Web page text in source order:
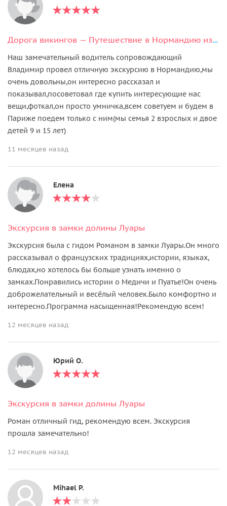
Дорога викингов — Путешествие в Нормандию из Парижа
Наш замечательный водитель сопровождающий
Владимир провел отличную экскурсию в Нормандию,мы
очень довольны,он интересно рассказал и
показывал,посоветовал где купить интересующие нас
вещи,фоткал,он просто умничка,всем советуем и будем в
Париже поедем только с ним(мы семья 2 взрослых и двое
детей 9 и 15 лет)
11 месяцев назад
Елена
Экскурсия в замки долины Луары
Экскурсия была с гидом Романом в замки Луары.Он много
рассказывал о французских традициях,истории, языках,
блюдах,но хотелось бы больше узнать именно о
замках.Понравились истории о Медичи и Пуатье!Он очень
доброжелательный и весёлый человек.Было комфортно и
интересно.Программа насыщенная!Рекомендую всем!
12 месяцев назад
Юрий О.
Экскурсия в замки долины Луары
Роман отличный гид, рекомендую всем. Экскурсия
прошла замечательно!
12 месяцев назад
Mihael P.